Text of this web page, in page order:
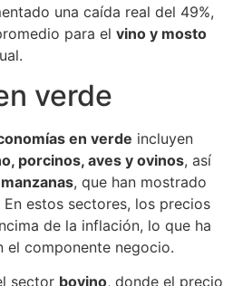
una caída real del 49%,
para el vino y mosto
verde
en verde incluyen
porcinos, aves y ovinos, así
, que han mostrado
estos sectores, los precios
de la inflación, lo que ha
el componente negocio.
sector bovino, donde el precio